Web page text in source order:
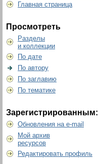
Главная страница
Просмотреть
Разделы
и коллекции
По дате
По автору
По заглавию
По тематике
Зарегистрированным:
Обновления на e-mail
Мой архив
ресурсов
Редактировать профиль